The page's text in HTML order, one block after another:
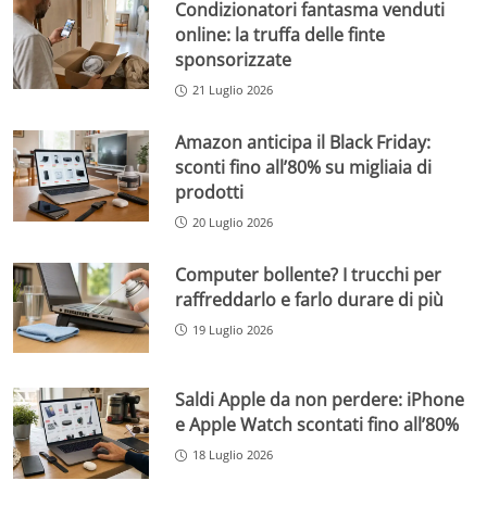
Condizionatori fantasma venduti
online: la truffa delle finte
sponsorizzate
21 Luglio 2026
Amazon anticipa il Black Friday:
sconti fino all’80% su migliaia di
prodotti
20 Luglio 2026
Computer bollente? I trucchi per
raffreddarlo e farlo durare di più
19 Luglio 2026
Saldi Apple da non perdere: iPhone
e Apple Watch scontati fino all’80%
18 Luglio 2026